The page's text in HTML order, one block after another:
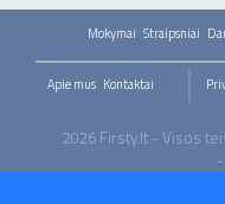
Mokymai Straipsniai
Apie mus Kontaktai
2026 Firsty.lt - Visos